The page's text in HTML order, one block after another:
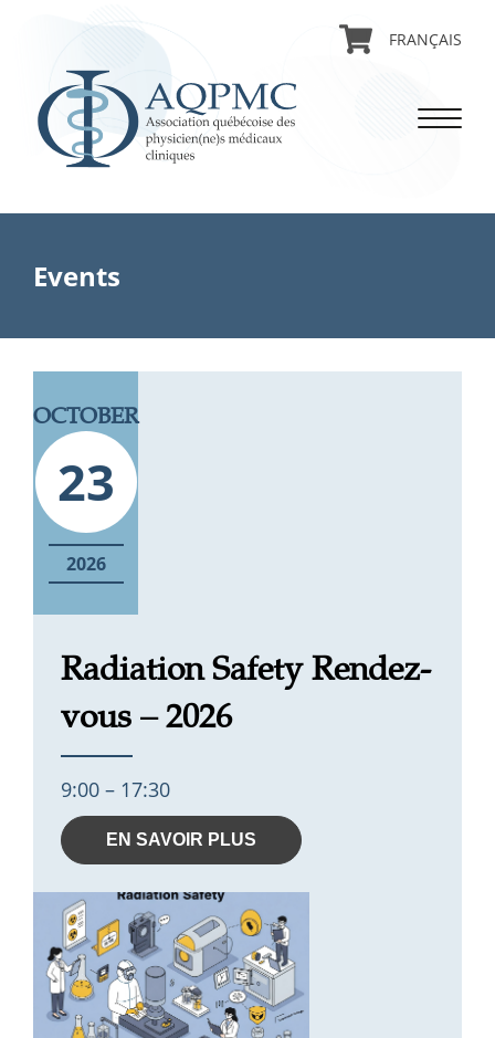
FRANÇAIS
Events
OCTOBER
23
2026
Radiation Safety Rendez-
vous – 2026
9:00 – 17:30
EN SAVOIR PLUS